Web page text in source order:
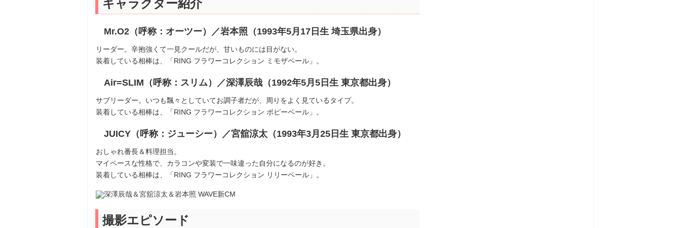
キャラクター紹介
Mr.O2（呼称：オーツー）／岩本照（1993年5月17日生 埼玉県出身）
リーダー。辛抱強くて一見クールだが、甘いものには目がない。
装着している相棒は、「RING フラワーコレクション ミモザベール」。
Air=SLIM（呼称：スリム）／深澤辰哉（1992年5月5日生 東京都出身）
サブリーダー。いつも飄々としていてお調子者だが、周りをよく見ているタイプ。
装着している相棒は、「RING フラワーコレクション ポピーベール」。
JUICY（呼称：ジューシー）／宮舘涼太（1993年3月25日生 東京都出身）
おしゃれ番長＆料理担当。
マイペースな性格で、カラコンや変装で一味違った自分になるのが好き。
装着している相棒は、「RING フラワーコレクション リリーベール」。
撮影エピソード